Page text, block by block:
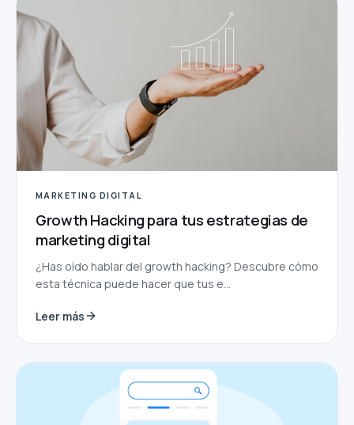
MARKETING DIGITAL
Growth Hacking para tus estrategias de
marketing digital
¿Has oído hablar del growth hacking? Descubre cómo
esta técnica puede hacer que tus e...
Leer más